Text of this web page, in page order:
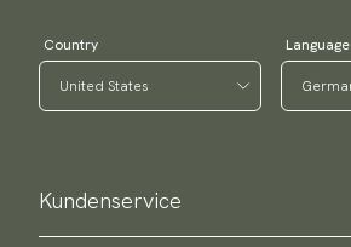
Country Language
Kundenservice
Kontaktieren Sie uns